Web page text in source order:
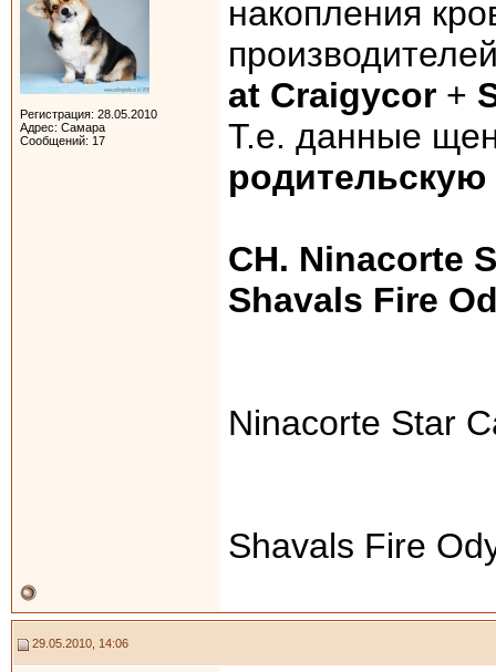
Регистрация: 28.05.2010
Адрес: Самара
Сообщений: 17
накопления
at Craigycor +
Т.е. данные
родительскую
CH. Ninacorte
Shavals Fire
Ninacorte Star
Shavals Fire
29.05.2010, 14:06